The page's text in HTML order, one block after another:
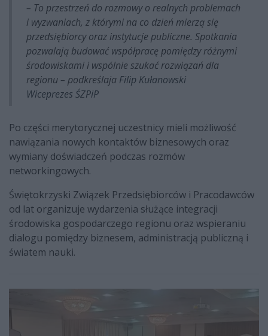
– To przestrzeń do rozmowy o realnych problemach
i wyzwaniach, z którymi na co dzień mierzą się
przedsiębiorcy oraz instytucje publiczne. Spotkania
pozwalają budować współpracę pomiędzy różnymi
środowiskami i wspólnie szukać rozwiązań dla
regionu – podkreślaja Filip Kułanowski
Wiceprezes ŚZPiP
Po części merytorycznej uczestnicy mieli możliwość
nawiązania nowych kontaktów biznesowych oraz
wymiany doświadczeń podczas rozmów
networkingowych.
Świętokrzyski Związek Przedsiębiorców i Pracodawców
od lat organizuje wydarzenia służące integracji
środowiska gospodarczego regionu oraz wspieraniu
dialogu pomiędzy biznesem, administracją publiczną i
światem nauki.